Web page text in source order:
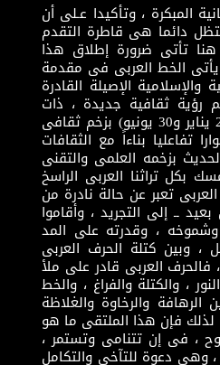
المبكرة ، وتأكيدا عـلى أن
دائما هى قاطرة التقدم
تأتى ضرورة إطلاق هذا
يأتى الخط العربى فى مقدمة
والإسلامية الإصيلة القادرة
رؤية ثقافية جديدة ، ذات
مضمون ثقافى قادر على إثراء مرحلة ما بعد ثورتى (25 يناير و30 يونيو) بزخم ثقافى
تفاعليا بناءاً مع الثقافات
بزخمه العلمى والتقنى
بكل تراثنا العربى الراسخ
تعبر عن حالة نادرة من
ــ إلى التجريد ، وأقاموا
، وقدرته على المد
، وبين كتلة الحرف العربى
فالحرف العربى قادر على ملأ
، والكتلة والفراغ ، والخط
والرخاوة والغلاظة
لذلك فإن هذا الملتقى ما هو
، فى إن تتنامى وتستمر ،
وهى دعوة للتآخى والتكامل